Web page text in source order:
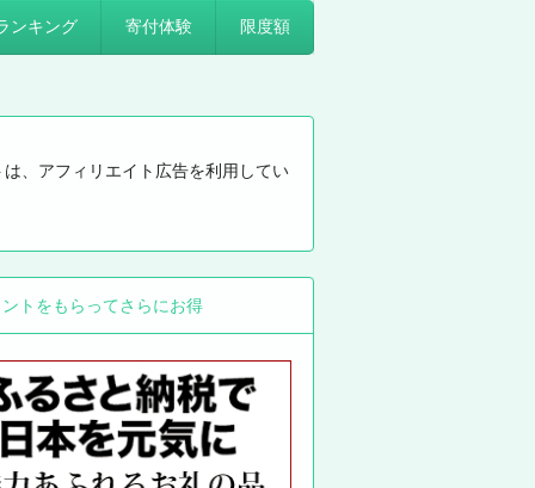
ンキング 寄付体験 限度額
は、アフィリエイト広告を利用してい
トをもらってさらにお得